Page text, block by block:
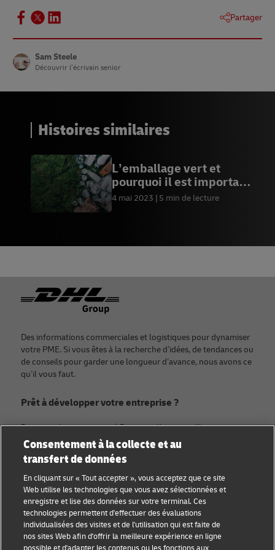
12 Plume
Partager
Sam Steele
Découvrir l’écrivain senior
Histoires similaires
L’emballage vert et
pourquoi il est important
pour votre entreprise
4 mai 2023 5 min de lecture
Footer
Des informations commerciales et logistiques pour dynamiser
votre PME. Si vous êtes à la recherche d’idées, de tendances ou
de conseils pour garder une longueur d’avance, nous avons ce
qu’il vous faut.
Prêt à développer votre entreprise ?
Rejoignez la communauté Discover dès aujourd’hui.
Catégories
Conseils aux petites
entreprises
Conseil e-commerce
Conseil B2B
À propos de DHL
Contact
Centre de presse
Consentement à la collecte et au
transfert de données
En cliquant sur « Tout accepter », vous acceptez que ce site
Web utilise les technologies que vous avez sélectionnées et
enregistre et lise des données sur votre terminal. Ces
technologies permettent d'effectuer des évaluations
individualisées des visites et de l'utilisation qui est faite de
nos sites Web afin d'offrir la meilleure expérience en ligne